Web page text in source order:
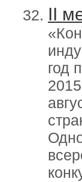
II
год